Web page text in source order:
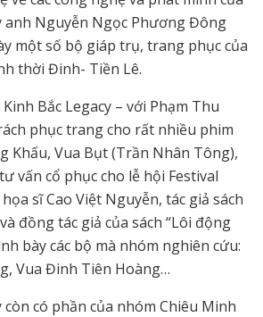
anh Nguyễn Ngọc Phương Đông
một số bộ giáp trụ, trang phục của
thời Đinh- Tiền Lê.
Bắc Legacy – với Phạm Thu
phục trang cho rất nhiều phim
Khấu, Vua Bụt (Trần Nhân Tông),
vấn cổ phục cho lễ hội Festival
sĩ Cao Việt Nguyễn, tác giả sách
đồng tác giả của sách “Lôi động
bày các bộ mà nhóm nghiên cứu:
Vua Đinh Tiên Hoàng…
có phần của nhóm Chiêu Minh